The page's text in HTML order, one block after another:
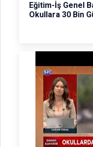
Eğitim-İş Genel
Okullara 30 Bin